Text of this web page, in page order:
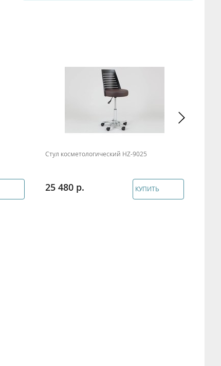
Стул косметологический HZ-9025
25 480 КУПИТЬ